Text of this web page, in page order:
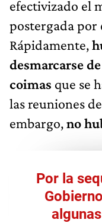
efectivizado el
postergada por
Rápidamente,
desmarcarse
coimas que se
las reuniones
embargo,no
Por la